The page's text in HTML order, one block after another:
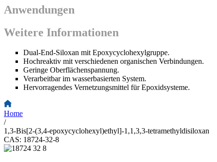
Anwendungen
Weitere Informationen
Dual-End-Siloxan mit Epoxycyclohexylgruppe.
Hochreaktiv mit verschiedenen organischen Verbindungen.
Geringe Oberflächenspannung.
Verarbeitbar im wasserbasierten System.
Hervorragendes Vernetzungsmittel für Epoxidsysteme.
Home
/
1,3-Bis[2-(3,4-epoxycyclohexyl)ethyl]-1,1,3,3-tetramethyldisiloxan
CAS: 18724-32-8